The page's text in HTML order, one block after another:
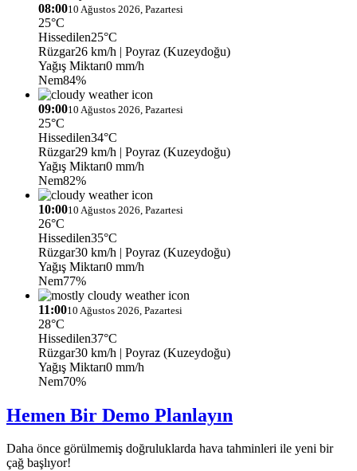
08:0010 Ağustos 2026, Pazartesi
25°C
Hissedilen25°C
Rüzgar26 km/h | Poyraz (Kuzeydoğu)
Yağış Miktarı0 mm/h
Nem84%
09:0010 Ağustos 2026, Pazartesi
25°C
Hissedilen34°C
Rüzgar29 km/h | Poyraz (Kuzeydoğu)
Yağış Miktarı0 mm/h
Nem82%
10:0010 Ağustos 2026, Pazartesi
26°C
Hissedilen35°C
Rüzgar30 km/h | Poyraz (Kuzeydoğu)
Yağış Miktarı0 mm/h
Nem77%
11:0010 Ağustos 2026, Pazartesi
28°C
Hissedilen37°C
Rüzgar30 km/h | Poyraz (Kuzeydoğu)
Yağış Miktarı0 mm/h
Nem70%
Hemen Bir Demo Planlayın
Daha önce görülmemiş doğruluklarda hava tahminleri ile yeni bir
çağ başlıyor!